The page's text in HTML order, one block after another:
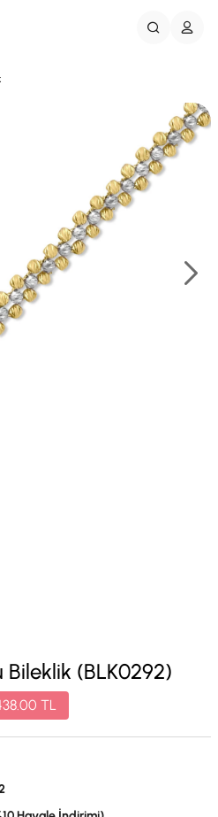
Bileklik (BLK0292)
TL